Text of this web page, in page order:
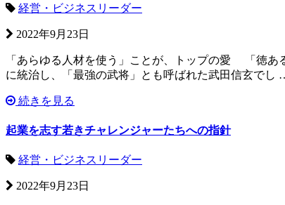
経営・ビジネスリーダー
2022年9月23日
「あらゆる人材を使う」ことが、トップの愛 「徳
に統治し、「最強の武将」とも呼ばれた武田信玄でし
続きを見る
起業を志す若きチャレンジャーたちへの指針
経営・ビジネスリーダー
2022年9月23日